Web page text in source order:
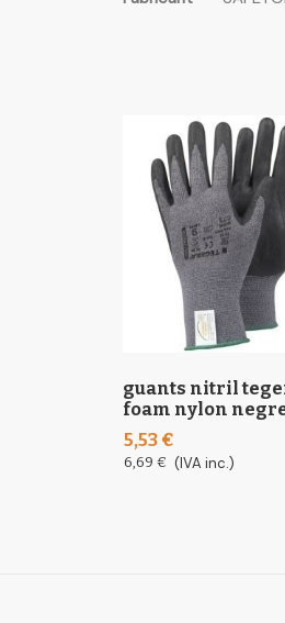
the
guants nitril
foam nylon
5,53 €
6,69 € (IVA inc.)